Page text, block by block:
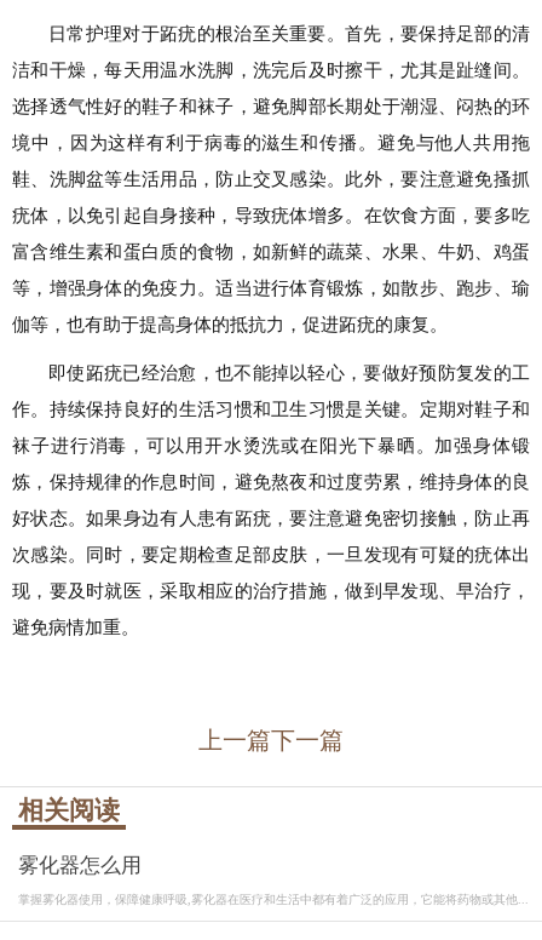
日常护理对于跖疣的根治至关重要。首先，要保持足部的清
洁和干燥，每天用温水洗脚，洗完后及时擦干，尤其是趾缝间。
选择透气性好的鞋子和袜子，避免脚部长期处于潮湿、闷热的环
境中，因为这样有利于病毒的滋生和传播。避免与他人共用拖
鞋、洗脚盆等生活用品，防止交叉感染。此外，要注意避免搔抓
疣体，以免引起自身接种，导致疣体增多。在饮食方面，要多吃
富含维生素和蛋白质的食物，如新鲜的蔬菜、水果、牛奶、鸡蛋
等，增强身体的免疫力。适当进行体育锻炼，如散步、跑步、瑜
伽等，也有助于提高身体的抵抗力，促进跖疣的康复。
即使跖疣已经治愈，也不能掉以轻心，要做好预防复发的工
作。持续保持良好的生活习惯和卫生习惯是关键。定期对鞋子和
袜子进行消毒，可以用开水烫洗或在阳光下暴晒。加强身体锻
炼，保持规律的作息时间，避免熬夜和过度劳累，维持身体的良
好状态。如果身边有人患有跖疣，要注意避免密切接触，防止再
次感染。同时，要定期检查足部皮肤，一旦发现有可疑的疣体出
现，要及时就医，采取相应的治疗措施，做到早发现、早治疗，
避免病情加重。
上一篇下一篇
相关阅读
雾化器怎么用
掌握雾化器使用，保障健康呼吸,雾化器在医疗和生活中都有着广泛的应用，它能将药物或其他...